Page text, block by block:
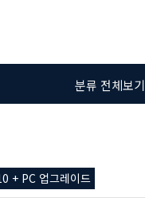
분류 전체보기
+ PC 업그레이드